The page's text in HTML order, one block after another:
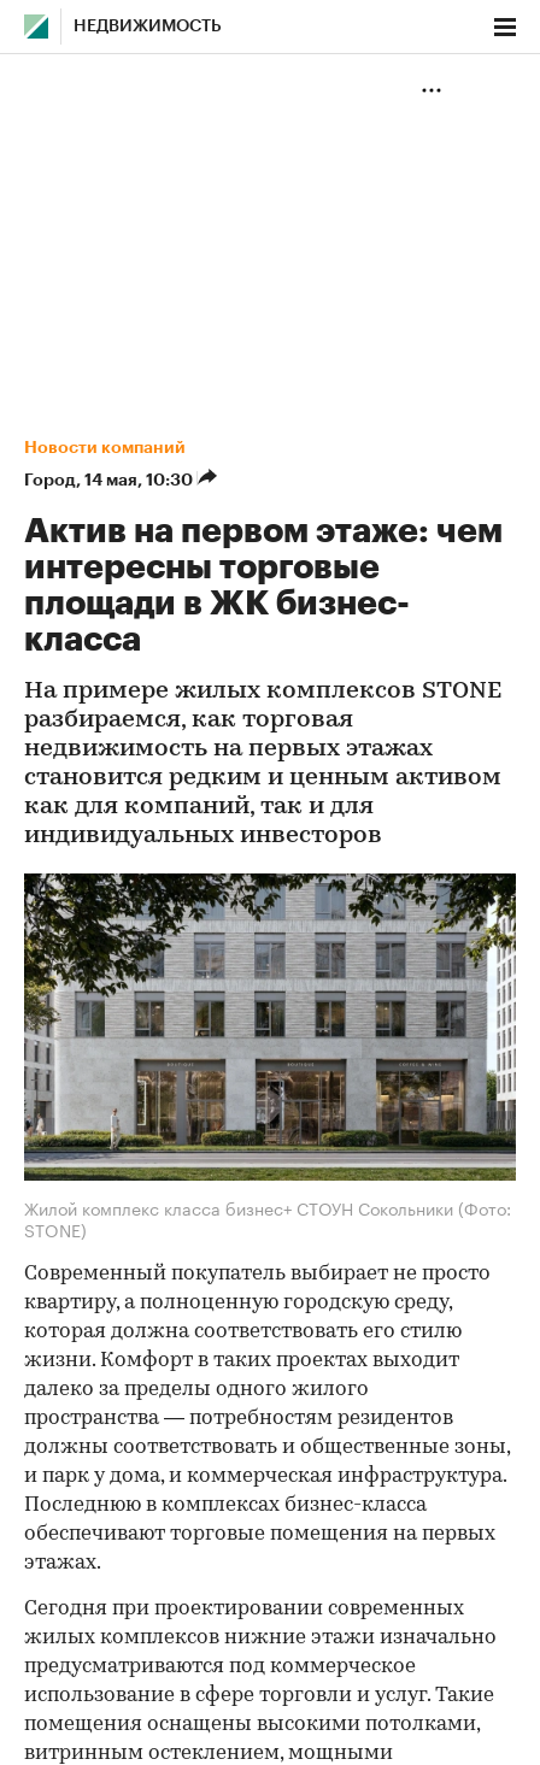
НЕДВИЖИМОСТЬ
Новости компаний
Город⁠, 14 мая, 10:30
Актив на первом этаже: чем
интересны торговые
площади в ЖК бизнес-
класса
На примере жилых комплексов STONE
разбираемся, как торговая
недвижимость на первых этажах
становится редким и ценным активом
как для компаний, так и для
индивидуальных инвесторов
Жилой комплекс класса бизнес+ СТОУН Сокольники (Фото:
STONE)
Современный покупатель выбирает не просто
квартиру, а полноценную городскую среду,
которая должна соответствовать его стилю
жизни. Комфорт в таких проектах выходит
далеко за пределы одного жилого
пространства — потребностям резидентов
должны соответствовать и общественные зоны,
и парк у дома, и коммерческая инфраструктура.
Последнюю в комплексах бизнес-класса
обеспечивают торговые помещения на первых
этажах.
Сегодня при проектировании современных
жилых комплексов нижние этажи изначально
предусматриваются под коммерческое
использование в сфере торговли и услуг. Такие
помещения оснащены высокими потолками,
витринным остеклением, мощными